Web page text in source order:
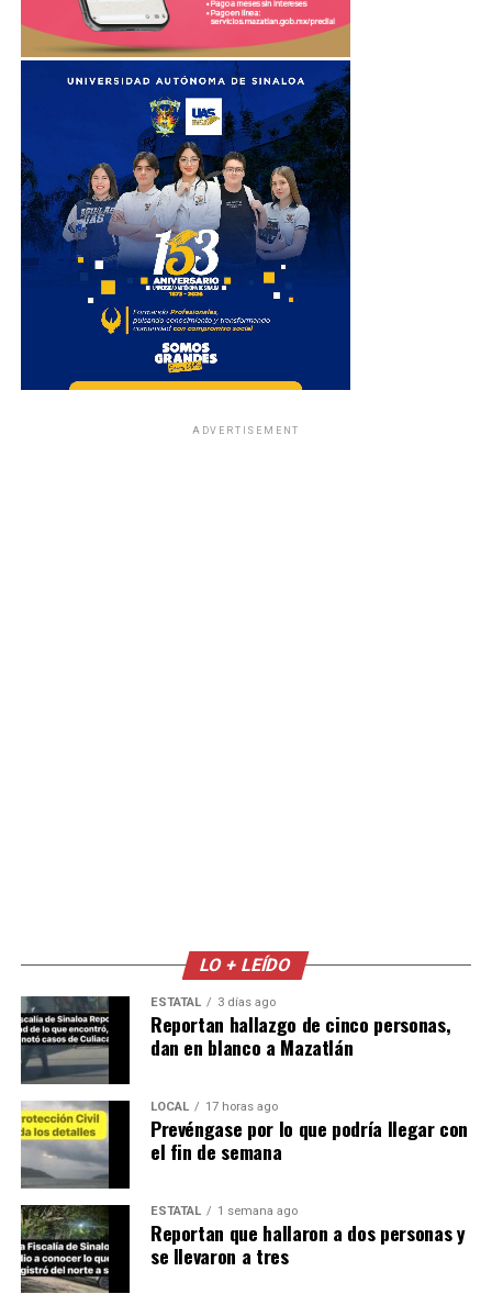
ADVERTISEMENT
LO + LEÍDO
ESTATAL 3 días ago
Reportan hallazgo de cinco personas,
dan en blanco a Mazatlán
LOCAL 17 horas ago
Prevéngase por lo que podría llegar con
el fin de semana
ESTATAL 1 semana ago
Reportan que hallaron a dos personas y
se llevaron a tres